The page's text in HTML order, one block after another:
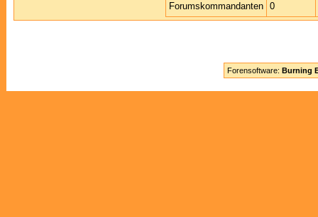
Forumskommandanten 0
Forensoftware: Burning